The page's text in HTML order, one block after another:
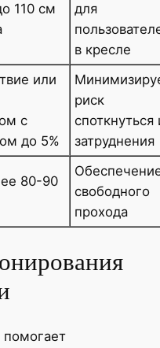
110 см
для
в кресле
или
с
до 5%
риск
споткнуться
затруднения
80-90
свободного
прохода
помогает